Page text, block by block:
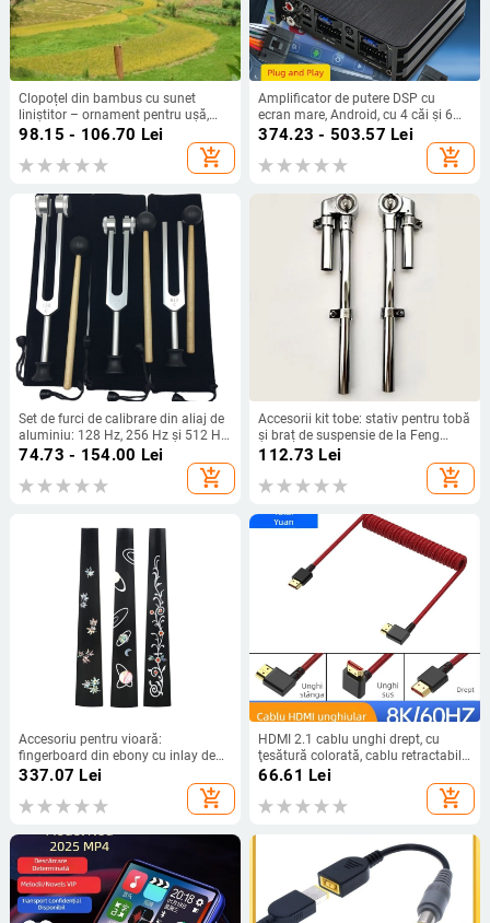
Clopoțel din bambus cu sunet
liniștitor – ornament pentru ușă,
ceainărie și decor de casă
98.15 - 106.70 Lei
add_shopping_cart
Amplificator de putere DSP cu
ecran mare, Android, cu 4 căi și 6
căi, fără pierderi, pentru modificarea
audio auto, en-gros, plug and play
374.23 - 503.57 Lei
add_shopping_cart
Set de furci de calibrare din aliaj de
aluminiu: 128 Hz, 256 Hz și 512 Hz,
cu suport triunghiular sau bază,
74.73 - 154.00 Lei
add_shopping_cart
Accesorii kit tobe: stativ pentru tobă
și braț de suspensie de la Feng
Chen
112.73 Lei
add_shopping_cart
Accesoriu pentru vioară:
fingerboard din ebony cu inlay de
perlă, gât sculptat, LN231,
337.07 Lei
add_shopping_cart
HDMI 2.1 cablu unghi drept, cu
ţesătură colorată, cablu retractabil
cu arc, 1 m, video 8K
66.61 Lei
add_shopping_cart